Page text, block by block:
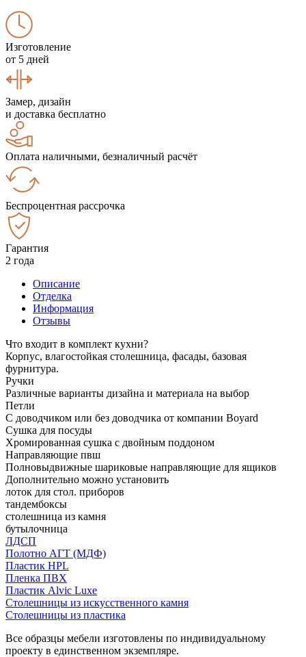
Изготовление
от 5 дней
Замер, дизайн
и доставка бесплатно
Оплата наличными, безналичный расчёт
Беспроцентная рассрочка
Гарантия
2 года
Описание
Отделка
Информация
Отзывы
Что входит в комплект кухни?
Корпус, влагостойкая столешница, фасады, базовая
фурнитура.
Ручки
Различные варианты дизайна и материала на выбор
Петли
С доводчиком или без доводчика от компании Boyard
Сушка для посуды
Хромированная сушка с двойным поддоном
Направляющие пвш
Полновыдвижные шариковые направляющие для ящиков
Дополнительно можно установить
лоток для стол. приборов
тандембоксы
столешница из камня
бутылочница
ЛДСП
Полотно АГТ (МДФ)
Пластик HPL
Пленка ПВХ
Пластик Alvic Luxe
Столешницы из искусственного камня
Столешницы из пластика
Все образцы мебели изготовлены по индивидуальному
проекту в единственном экземпляре.